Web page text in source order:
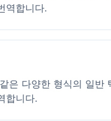
역합니다.
은 다양한 형식의 일반
합니다.